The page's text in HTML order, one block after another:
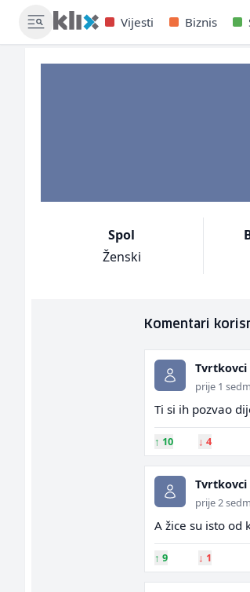
Vijesti Biznis
Spol
Ženski
Komentari
Tvrtkovci
prije 1
Ti si ih pozvao
↑ 10 ↓ 4
Tvrtkovci
prije 2
A žice su isto od
↑ 9 ↓ 1